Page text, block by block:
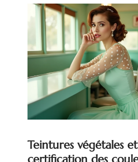
Teintures végétales et
certification des